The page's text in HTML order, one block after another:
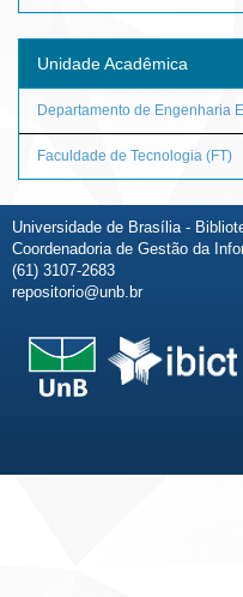
Unidade Acadêmica
Departamento de Engenharia
Faculdade de Tecnologia (FT)
Universidade de Brasília -
Coordenadoria de Gestão da
(61) 3107-2683
repositorio@unb.br